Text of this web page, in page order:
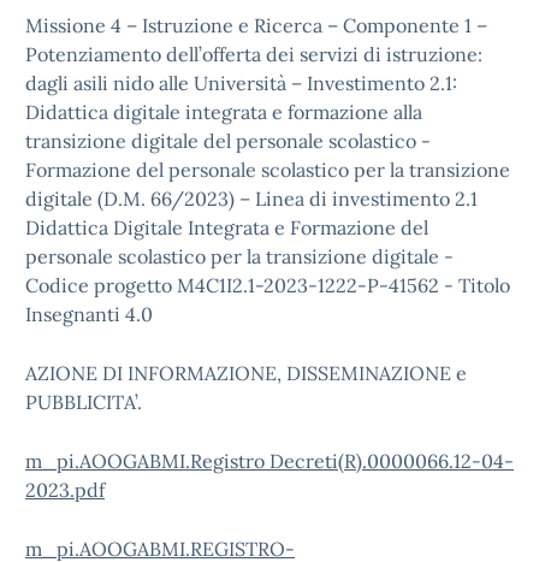
Missione 4 – Istruzione e Ricerca – Componente 1 –
Potenziamento dell’offerta dei servizi di istruzione:
dagli asili nido alle Università – Investimento 2.1:
Didattica digitale integrata e formazione alla
transizione digitale del personale scolastico -
Formazione del personale scolastico per la transizione
digitale (D.M. 66/2023) – Linea di investimento 2.1
Didattica Digitale Integrata e Formazione del
personale scolastico per la transizione digitale -
Codice progetto M4C1I2.1-2023-1222-P-41562 - Titolo
Insegnanti 4.0
AZIONE DI INFORMAZIONE, DISSEMINAZIONE e
PUBBLICITA’.
m_pi.AOOGABMI.Registro Decreti(R).0000066.12-04-
2023.pdf
m_pi.AOOGABMI.REGISTRO-